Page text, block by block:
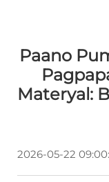
Paano
Materyal:
2026-05-22